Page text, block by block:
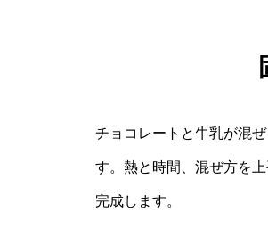
チョコレートと牛乳が混
す。熱と時間、混ぜ方を
完成します。